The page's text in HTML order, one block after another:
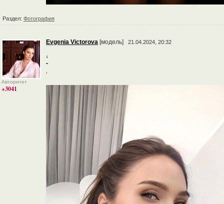
Раздел: Фотография
Авторитет
+3041
Evgenia Victorova [модель] 21.04.2024, 20:32
‘
‘